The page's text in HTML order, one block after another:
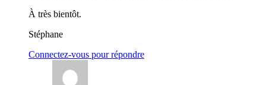
À très bientôt.
Stéphane
Connectez-vous pour répondre